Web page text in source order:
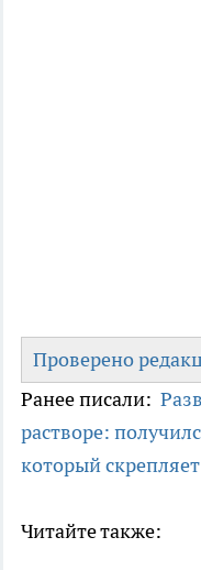
Проверено
Ранее писали:
растворе:
который
Читайте также: